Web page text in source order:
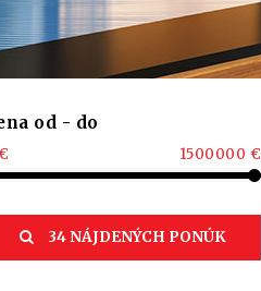
od - do
1500000 €
34 NÁJDENÝCH PONÚK